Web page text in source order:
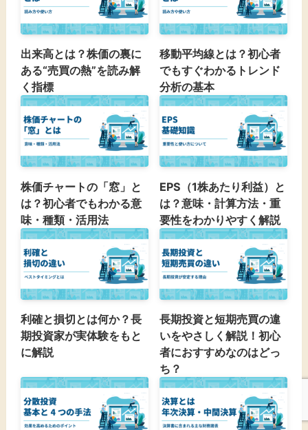
出来高とは？株価の裏に
ある“売買の熱”を読み解
く指標
移動平均線とは？初心者
でもすぐわかるトレンド
分析の基本
株価チャートの「窓」と
は？初心者でもわかる意
味・種類・活用法
EPS（1株あたり利益）と
は？意味・計算方法・重
要性をわかりやすく解説
利確と損切とは何か？長
期投資家が実体験をもと
に解説
長期投資と短期売買の違
いをやさしく解説！初心
者におすすめなのはどっ
ち？